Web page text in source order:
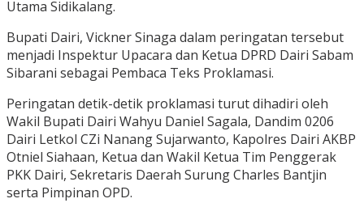
Utama Sidikalang.
Bupati Dairi, Vickner Sinaga dalam peringatan tersebut
menjadi Inspektur Upacara dan Ketua DPRD Dairi Sabam
Sibarani sebagai Pembaca Teks Proklamasi.
Peringatan detik-detik proklamasi turut dihadiri oleh
Wakil Bupati Dairi Wahyu Daniel Sagala, Dandim 0206
Dairi Letkol CZi Nanang Sujarwanto, Kapolres Dairi AKBP
Otniel Siahaan, Ketua dan Wakil Ketua Tim Penggerak
PKK Dairi, Sekretaris Daerah Surung Charles Bantjin
serta Pimpinan OPD.